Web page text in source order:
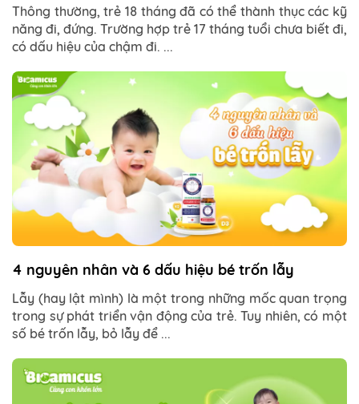
Thông thường, trẻ 18 tháng đã có thể thành thục các kỹ
năng đi, đứng. Trường hợp trẻ 17 tháng tuổi chưa biết đi,
có dấu hiệu của chậm đi. ...
4 nguyên nhân và 6 dấu hiệu bé trốn lẫy
Lẫy (hay lật mình) là một trong những mốc quan trọng
trong sự phát triển vận động của trẻ. Tuy nhiên, có một
số bé trốn lẫy, bỏ lẫy để ...